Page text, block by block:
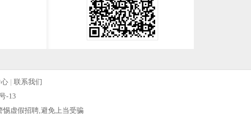
| 联系我们
-13
惕虚假招聘,避免上当受骗